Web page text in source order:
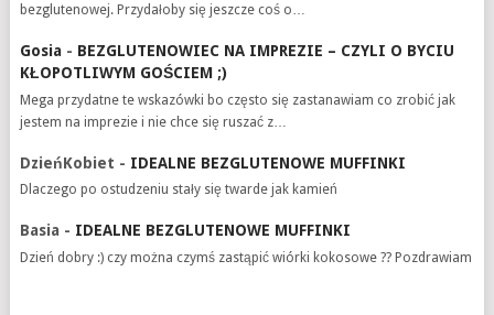
bezglutenowej. Przydałoby się jeszcze coś o…
Gosia- BEZGLUTENOWIEC NA IMPREZIE – CZYLI O BYCIU
KŁOPOTLIWYM GOŚCIEM ;)
Mega przydatne te wskazówki bo często się zastanawiam co zrobić jak
jestem na imprezie i nie chce się ruszać z…
DzieńKobiet - IDEALNE BEZGLUTENOWE MUFFINKI
Dlaczego po ostudzeniu stały się twarde jak kamień
Basia - IDEALNE BEZGLUTENOWE MUFFINKI
Dzień dobry :) czy można czymś zastąpić wiórki kokosowe ?? Pozdrawiam